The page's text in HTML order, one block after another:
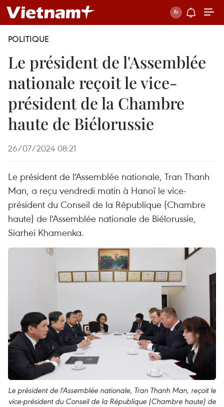
POLITIQUE
Le président de l'Assemblée
nationale reçoit le vice-
président de la Chambre
haute de Biélorussie
26/07/2024 08:21
Le président de l'Assemblée nationale, Tran Thanh
Man, a reçu vendredi matin à Hanoï le vice-
président du Conseil de la République (Chambre
haute) de l'Assemblée nationale de Biélorussie,
Siarhei Khamenka.
Le président de l'Assemblée nationale, Tran Thanh Man, reçoit le
vice-président du Conseil de la République (Chambre haute) de